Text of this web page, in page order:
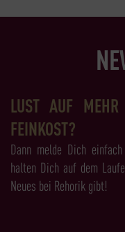
LUST AUF
FEINKOST?
Dann melde Dich
halten Dich auf dem
Neues bei Rehorik gibt!